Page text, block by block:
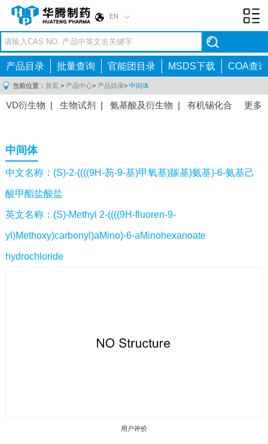
EN
产品目录 批量查询 官能团目录 MSDS下载 COA查询
当前位置： 首页 > 产品中心> 产品目录> 中间体
更多
VD衍生物 | 生物试剂 | 氨基酸及衍生物 | 有机锡化合
间体|
感染药物中间体
体 |抗精神病药物中间体 | 抗炎药物中间体|精选原料
药中间体|其他原料药中间体
中间体
中文名称：(S)-2-((((9H-芴-9-基)甲氧基)羰基)氨基)-6-氨基己
酸甲酯盐酸盐
英文名称：(S)-Methyl 2-((((9H-fluoren-9-
yl)Methoxy)carbonyl)aMino)-6-aMinohexanoate
hydrochloride
用户评价